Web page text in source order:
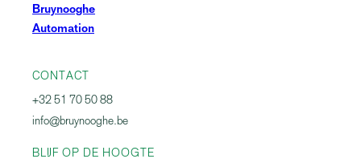
Bruynooghe
Automation
CONTACT
+32 51 70 50 88
info@bruynooghe.be
BLIJF OP DE HOOGTE